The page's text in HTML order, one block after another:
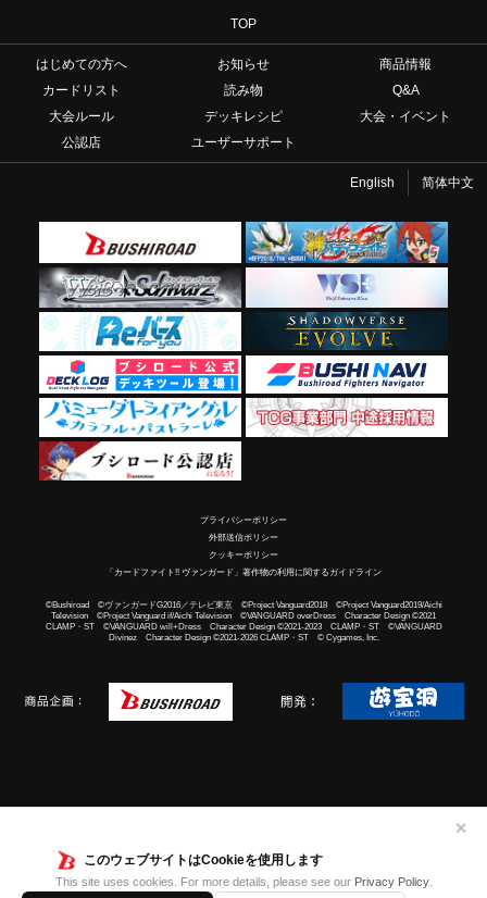
このウェブサイトはCookieを使用します
This site uses cookies. For more details, please see our Privacy Policy.
✕
TOP
はじめての方へ お知らせ
商品情報
カードリスト
読み物
Q&A
大会ルール
デッキレシピ
大会・イベント
公認店
ユーザーサポート
English 简体中文
プライバシーポリシー
外部送信ポリシー
クッキーポリシー
「カードファイト!! ヴァンガード」著作物の利用に関するガイドライン
©Bushiroad ©ヴァンガードG2016／テレビ東京 ©Project Vanguard2018 ©Project Vanguard2019/Aichi
Television ©Project Vanguard if/Aichi Television ©VANGUARD overDress Character Design ©2021
CLAMP・ST ©VANGUARD will+Dress Character Design ©2021-2023 CLAMP・ST ©VANGUARD
Divinez Character Design ©2021-2026 CLAMP・ST © Cygames, Inc.